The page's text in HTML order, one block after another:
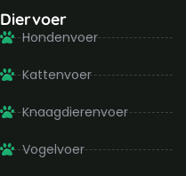
t
e
r
u
b
e
Diervoer
Hondenvoer
Kattenvoer
Knaagdierenvoer
Vogelvoer